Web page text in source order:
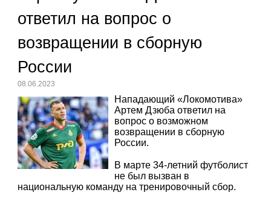
ответил на вопрос о
возвращении в сборную
России
08.06.2023
Нападающий «Локомотива»
Артем Дзюба ответил на
вопрос о возможном
возвращении в сборную
России.
В марте 34-летний футболист
не был вызван в
национальную команду на тренировочный сбор.